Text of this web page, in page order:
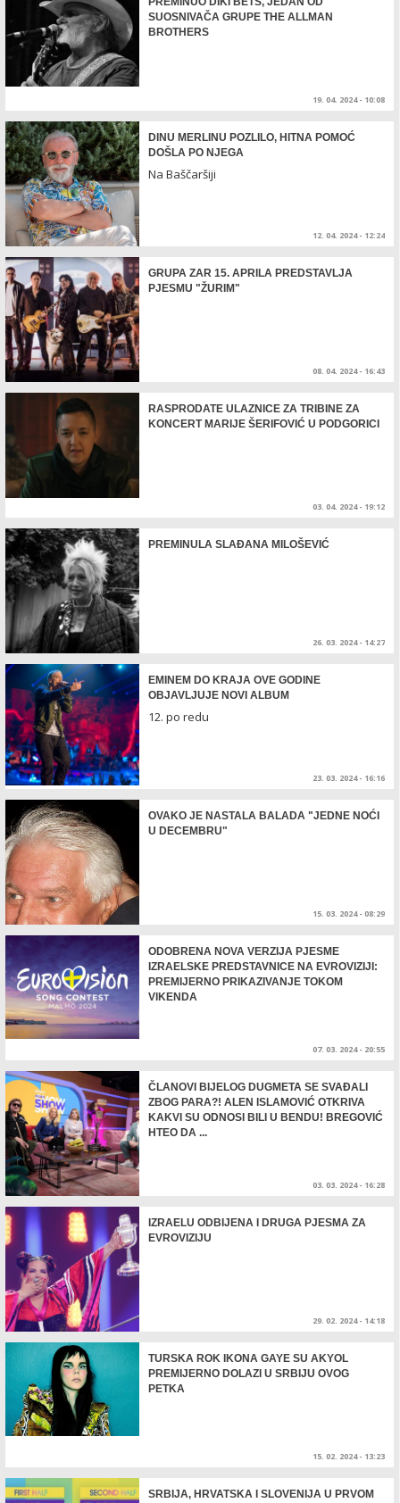
SUOSNIVAČA GRUPE THE ALLMAN
BROTHERS
19. 04. 2024 - 10:08
DINU MERLINU POZLILO, HITNA POMOĆ
DOŠLA PO NJEGA
Na Baščaršiji
12. 04. 2024 - 12:24
GRUPA ZAR 15. APRILA PREDSTAVLJA
PJESMU "ŽURIM"
08. 04. 2024 - 16:43
RASPRODATE ULAZNICE ZA TRIBINE ZA
KONCERT MARIJE ŠERIFOVIĆ U PODGORICI
03. 04. 2024 - 19:12
PREMINULA SLAĐANA MILOŠEVIĆ
26. 03. 2024 - 14:27
EMINEM DO KRAJA OVE GODINE
OBJAVLJUJE NOVI ALBUM
12. po redu
23. 03. 2024 - 16:16
OVAKO JE NASTALA BALADA "JEDNE NOĆI
U DECEMBRU"
15. 03. 2024 - 08:29
ODOBRENA NOVA VERZIJA PJESME
IZRAELSKE PREDSTAVNICE NA EVROVIZIJI:
PREMIJERNO PRIKAZIVANJE TOKOM
VIKENDA
07. 03. 2024 - 20:55
ČLANOVI BIJELOG DUGMETA SE SVAĐALI
ZBOG PARA?! ALEN ISLAMOVIĆ OTKRIVA
KAKVI SU ODNOSI BILI U BENDU! BREGOVIĆ
HTEO DA ...
03. 03. 2024 - 16:28
IZRAELU ODBIJENA I DRUGA PJESMA ZA
EVROVIZIJU
29. 02. 2024 - 14:18
TURSKA ROK IKONA GAYE SU AKYOL
PREMIJERNO DOLAZI U SRBIJU OVOG
PETKA
15. 02. 2024 - 13:23
SRBIJA, HRVATSKA I SLOVENIJA U PRVOM